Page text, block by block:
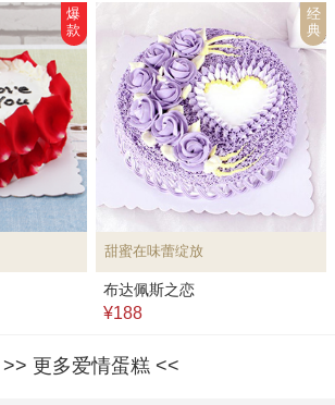
爆
款
甜蜜在味蕾绽放
经
典
布达佩斯之恋
¥188
更多爱情蛋糕